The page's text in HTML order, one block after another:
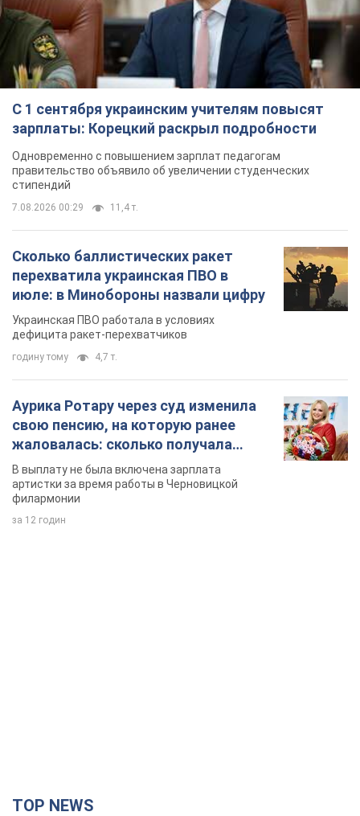
С 1 сентября украинским учителям повысят
зарплаты: Корецкий раскрыл подробности
Одновременно с повышением зарплат педагогам
правительство объявило об увеличении студенческих
стипендий
7.08.2026 00:29 11,4 т.
Сколько баллистических ракет
перехватила украинская ПВО в
июле: в Минобороны назвали цифру
Украинская ПВО работала в условиях
дефицита ракет-перехватчиков
годину тому 4,7 т.
Аурика Ротару через суд изменила
свою пенсию, на которую ранее
жаловалась: сколько получала
певица
В выплату не была включена зарплата
артистки за время работы в Черновицкой
филармонии
за 12 годин
TOP NEWS